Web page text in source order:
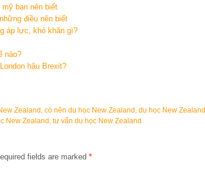
bạn nên biết
điều nên biết
áp lực, khó khăn gì?
nào?
hậu Brexit?
Zealand , có nên du học New Zealand , du học New Zealand
New Zealand , tư vấn du học New Zealand
fields are marked *